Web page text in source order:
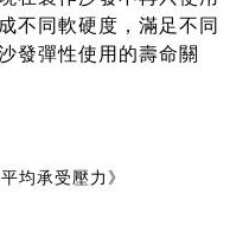
不同軟硬度，滿足不同
發彈性使用的壽命關
均承受壓力 》